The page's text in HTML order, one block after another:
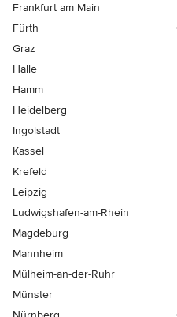
Frankfurt am Main
Fürth
Graz
Halle
Hamm
Heidelberg
Ingolstadt
Kassel
Krefeld
Leipzig
Ludwigshafen-am-Rhein
Magdeburg
Mannheim
Mülheim-an-der-Ruhr
Münster